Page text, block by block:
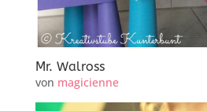
Mr. Walross
von magicienne